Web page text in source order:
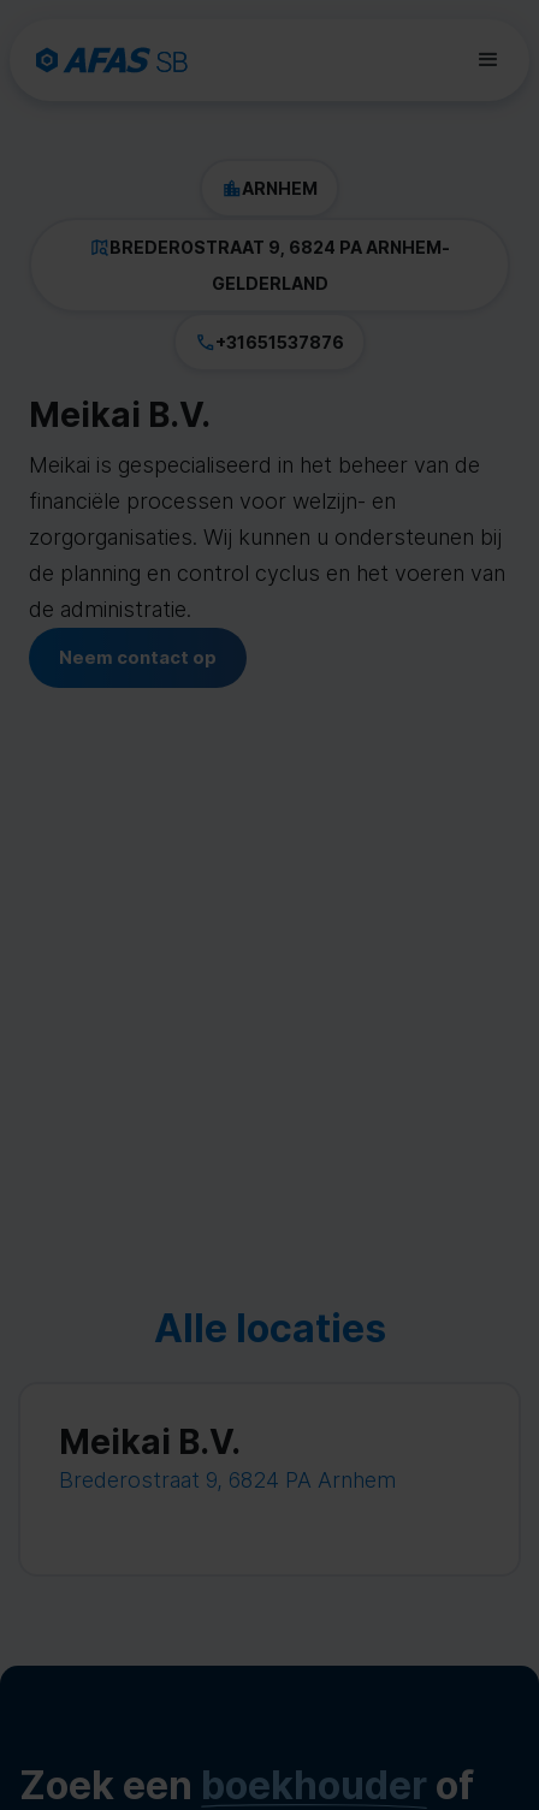
ARNHEM
BREDEROSTRAAT 9, 6824 PA ARNHEM-
GELDERLAND
+31651537876
Meikai B.V.
Meikai is gespecialiseerd in het beheer van de
financiële processen voor welzijn- en
zorgorganisaties. Wij kunnen u ondersteunen bij
de planning en control cyclus en het voeren van
de administratie.
Neem contact op
Alle locaties
Meikai B.V.
Brederostraat 9, 6824 PA Arnhem
Zoek een boekhouder of